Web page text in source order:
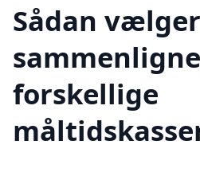
Sådan
forskellige